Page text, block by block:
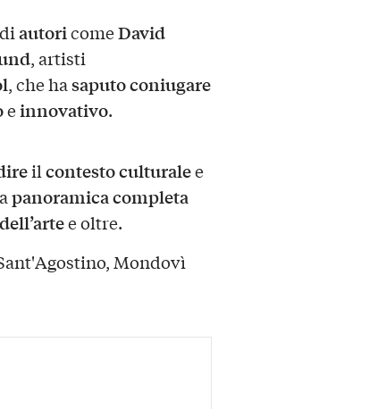
autoricomeDavid
, artisti
, che hasaputo coniugare
einnovativo.
ilcontesto culturalee
panoramica completa
e oltre.
Mondovì